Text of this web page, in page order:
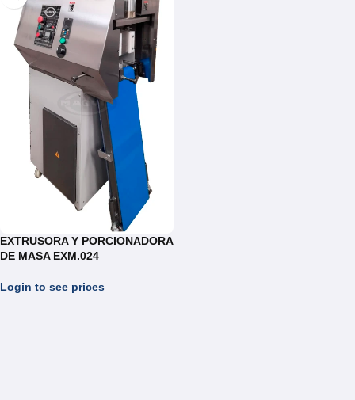
EXTRUSORA Y PORCIONADORA
DE MASA EXM.024
Login to see prices